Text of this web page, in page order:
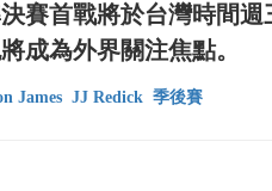
賽首戰將於台灣時間
成為外界關注焦點。
James JJ Redick 季後賽